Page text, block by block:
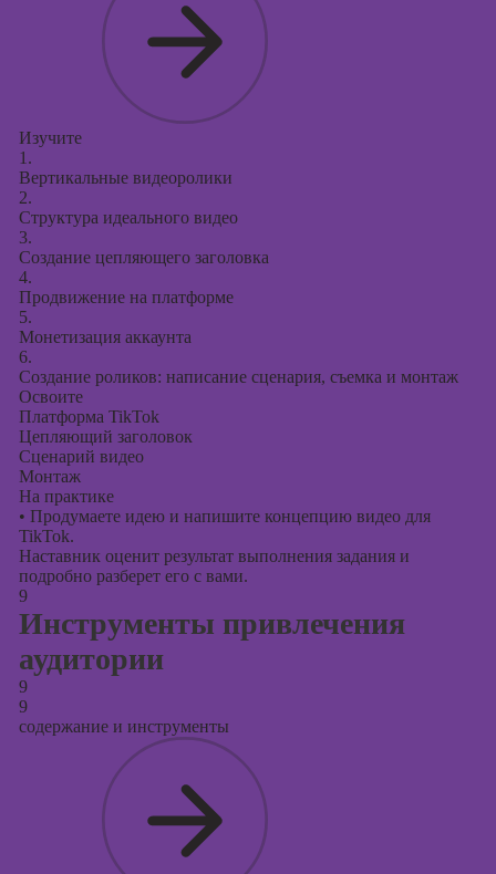
Изучите
1.
Вертикальные видеоролики
2.
Структура идеального видео
3.
Создание цепляющего заголовка
4.
Продвижение на платформе
5.
Монетизация аккаунта
6.
Создание роликов: написание сценария, съемка и монтаж
Освоите
Платформа TikTok
Цепляющий заголовок
Сценарий видео
Монтаж
На практике
• Продумаете идею и напишите концепцию видео для
TikTok.
Наставник оценит результат выполнения задания и
подробно разберет его с вами.
9
Инструменты привлечения
аудитории
9
9
содержание и инструменты